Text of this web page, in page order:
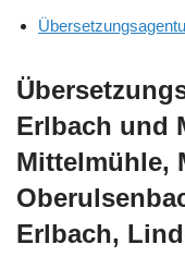
Erlbach und
Mittelmühle,
Erlbach,